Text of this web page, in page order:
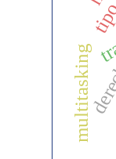
multitasking